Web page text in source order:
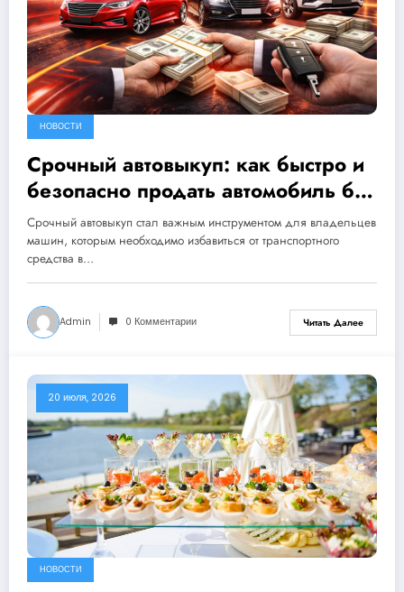
НОВОСТИ
Срочный автовыкуп: как быстро и
безопасно продать автомобиль без
лишних хлопот
Срочный автовыкуп стал важным инструментом для владельцев
машин, которым необходимо избавиться от транспортного
средства в…
Admin 0 Комментарии Читать Далее
20 июля, 2026
НОВОСТИ